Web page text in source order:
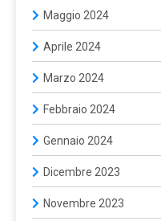
Maggio 2024
Aprile 2024
Marzo 2024
Febbraio 2024
Gennaio 2024
Dicembre 2023
Novembre 2023